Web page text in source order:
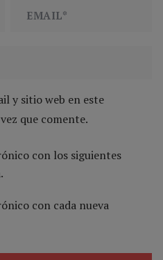
y sitio web en este
que comente.
con los siguientes
con cada nueva